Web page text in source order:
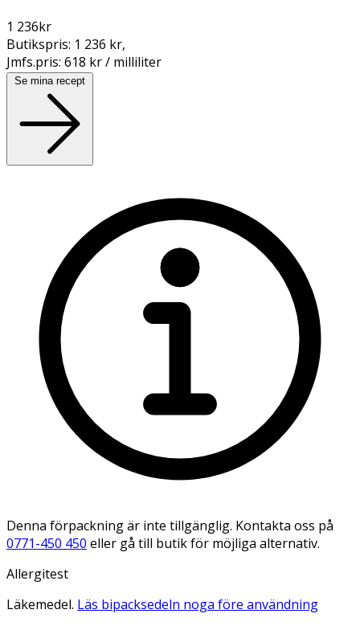
1 236kr
Butikspris: 1 236 kr,
Jmfs.pris: 618 kr / milliliter
Se mina recept
Denna förpackning är inte tillgänglig. Kontakta oss på
0771-450 450 eller gå till butik för möjliga alternativ.
Allergitest
Läkemedel. Läs bipacksedeln noga före användning